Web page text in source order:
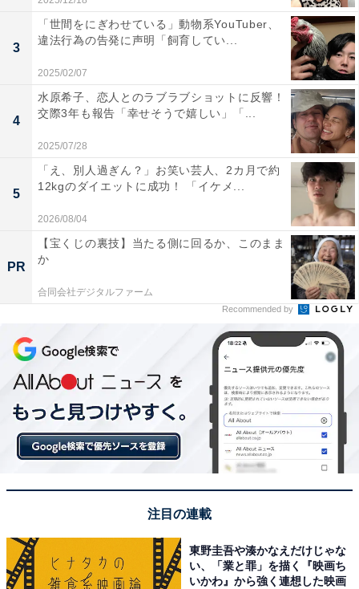
3
「世間をにぎわせている」動物系YouTuber、
違法行為の告発に声明「飼育してい...
2025/02/07
4
水原希子、恋人とのラブラブショットに反響！
交際3年も報告「幸せそうで嬉しい」「...
2025/07/28
5
「え、別人過ぎん？」お笑い芸人、2カ月で約
12kgのダイエットに成功！ 「イケメ...
2026/08/04
PR
【宝くじの裏技】当たる側に回るか、このまま
か
合同会社デジタルファーム
Recommended by
注目の連載
東野圭吾や湊かなえだけじゃな
い、「業と罪」を描く『映画ち
いかわ』から強く連想した映画